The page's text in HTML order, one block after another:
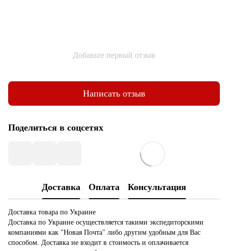
Добавьте первый отзыв
Написать отзыв
Поделиться в соцсетях
Доставка Оплата Консультация
Доставка товара по Украине
Доставка по Украине осуществляется такими экспедиторскими
компаниями как "Новая Почта" либо другим удобным для Вас
способом. Доставка не входит в стоимость и оплачивается